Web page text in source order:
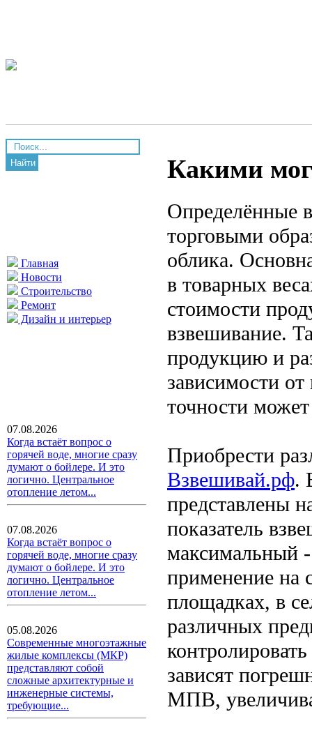
Найти
Главная
Новости
Строительство
Ремонт
Дизайн и интерьер
07.08.2026
Когда встаёт вопрос о
горячей воде, многие сразу
думают о бойлере. И это
логично. Центральное
отопление летом...
07.08.2026
Когда встаёт вопрос о
горячей воде, многие сразу
думают о бойлере. И это
логично. Центральное
отопление летом...
05.08.2026
Современные многоэтажные
жилые комплексы (МКР)
представляют собой
сложные архитектурные и
инженерные системы,
требующие...
Какими
Определённые
торговыми
облика.
в товарных
стоимости
взвешивание.
продукцию и
зависимости от
точности
Приобрести
Взвешивай.рф.
представлены
показатель
максимальный
применение на
площадках, в
различных
зависят
МПВ,